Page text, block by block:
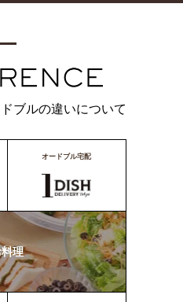
ブルの違いについて
オードブル宅配
理